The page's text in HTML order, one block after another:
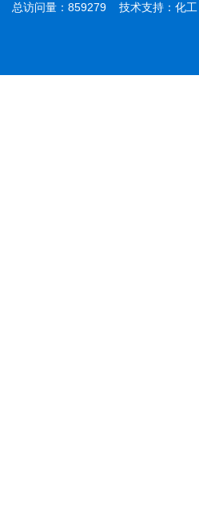
总访问量：859279 技术支持： 化工